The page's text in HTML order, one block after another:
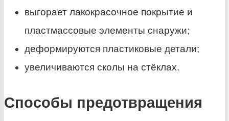
выгорает лакокрасочное покрытие и
пластмассовые элементы снаружи;
деформируются пластиковые детали;
увеличиваются сколы на стёклах.
Способы предотвращения